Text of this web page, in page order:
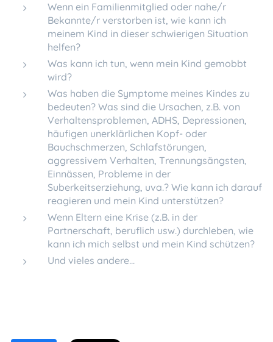
Wenn ein Familienmitglied oder nahe/r
Bekannte/r verstorben ist, wie kann ich
meinem Kind in dieser schwierigen Situation
helfen?
Was kann ich tun, wenn mein Kind gemobbt
wird?
Was haben die Symptome meines Kindes zu
bedeuten? Was sind die Ursachen, z.B. von
Verhaltensproblemen, ADHS, Depressionen,
häufigen unerklärlichen Kopf- oder
Bauchschmerzen, Schlafstörungen,
aggressivem Verhalten, Trennungsängsten,
Einnässen, Probleme in der
Suberkeitserziehung, uva.? Wie kann ich darauf
reagieren und mein Kind unterstützen?
Wenn Eltern eine Krise (z.B. in der
Partnerschaft, beruflich usw.) durchleben, wie
kann ich mich selbst und mein Kind schützen?
Und vieles andere...